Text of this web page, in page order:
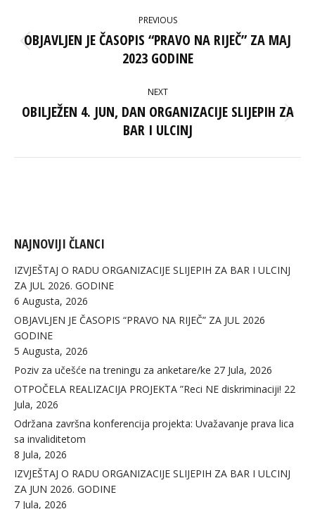
NAVIGATION
PREVIOUS
Previous
post:
OBJAVLJEN JE ČASOPIS “PRAVO NA RIJEČ” ZA MAJ
2023 GODINE
NEXT
Next
post:
OBILJEŽEN 4. JUN, DAN ORGANIZACIJE SLIJEPIH ZA
BAR I ULCINJ
NAJNOVIJI ČLANCI
IZVJEŠTAJ O RADU ORGANIZACIJE SLIJEPIH ZA BAR I ULCINJ
ZA JUL 2026. GODINE
6 Augusta, 2026
OBJAVLJEN JE ČASOPIS “PRAVO NA RIJEČ” ZA JUL 2026
GODINE
5 Augusta, 2026
Poziv za učešće na treningu za anketare/ke 27 Jula, 2026
OTPOČELA REALIZACIJA PROJEKTA ”Reci NE diskriminaciji! 22
Jula, 2026
Održana završna konferencija projekta: Uvažavanje prava lica
sa invaliditetom
8 Jula, 2026
IZVJEŠTAJ O RADU ORGANIZACIJE SLIJEPIH ZA BAR I ULCINJ
ZA JUN 2026. GODINE
7 Jula, 2026